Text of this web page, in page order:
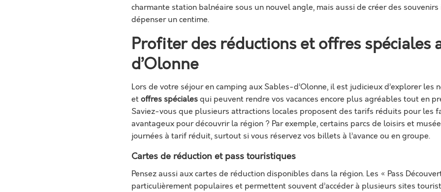
charmante station balnéaire sous un nouvel angle, mais aussi de créer des
dépenser un centime.
Profiter des réductions et offres spéciales
d’Olonne
Lors de votre séjour en camping aux Sables-d’Olonne, il est judicieux d’explorer les
etoffres spécialesqui peuvent rendre vos vacances encore plus agréables tout en
Saviez-vous que plusieurs attractions locales proposent des tarifs réduits pour les
avantageux pour découvrir la région ? Par exemple, certains parcs de loisirs et
journées à tarif réduit, surtout si vous réservez vos billets à l’avance ou en groupe.
Cartes de réduction et pass touristiques
Pensez aussi aux cartes de réduction disponibles dans la région. Les « Pass
particulièrement populaires et permettent souvent d’accéder à plusieurs sites